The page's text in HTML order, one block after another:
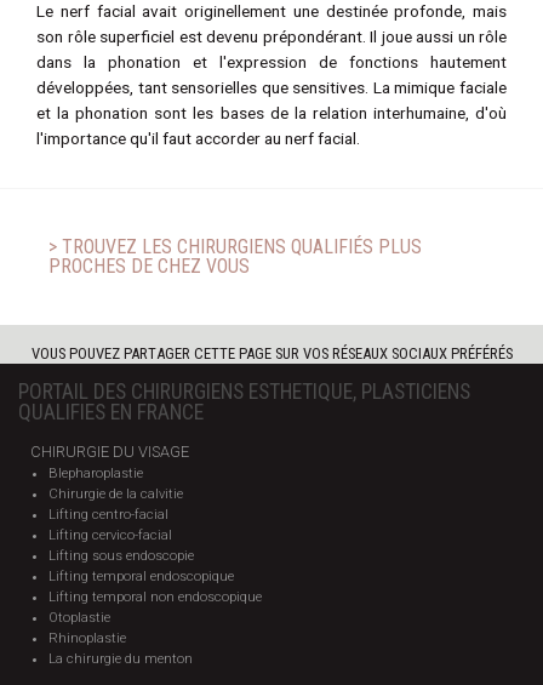
Le nerf facial avait originellement une destinée profonde, mais
son rôle superficiel est devenu prépondérant. Il joue aussi un rôle
dans la phonation et l'expression de fonctions hautement
développées, tant sensorielles que sensitives. La mimique faciale
et la phonation sont les bases de la relation interhumaine, d'où
l'importance qu'il faut accorder au nerf facial.
> TROUVEZ LES CHIRURGIENS QUALIFIÉS PLUS
PROCHES DE CHEZ VOUS
VOUS POUVEZ PARTAGER CETTE PAGE SUR VOS RÉSEAUX SOCIAUX PRÉFÉRÉS
PORTAIL DES CHIRURGIENS ESTHETIQUE, PLASTICIENS
QUALIFIES EN FRANCE
CHIRURGIE DU VISAGE
Blepharoplastie
Chirurgie de la calvitie
Lifting centro-facial
Lifting cervico-facial
Lifting sous endoscopie
Lifting temporal endoscopique
Lifting temporal non endoscopique
Otoplastie
Rhinoplastie
La chirurgie du menton